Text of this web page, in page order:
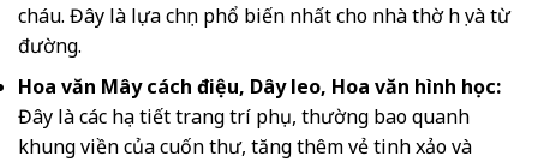
cháu. Đây là lựa chọn phổ biến nhất cho nhà thờ họ và từ
đường.
Hoa văn Mây cách điệu, Dây leo, Hoa văn hình học:
Đây là các họa tiết trang trí phụ, thường bao quanh
khung viền của cuốn thư, tăng thêm vẻ tinh xảo và